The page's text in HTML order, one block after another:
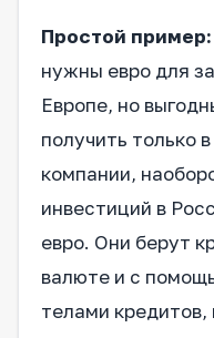
Простой пример:
нужны евро для
Европе, но
получить только
компании,
инвестиций в
евро. Они берут
валюте и с
телами